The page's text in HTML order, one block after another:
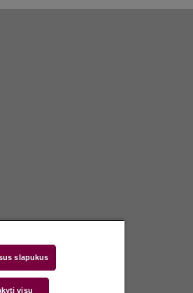
slapukus
visų